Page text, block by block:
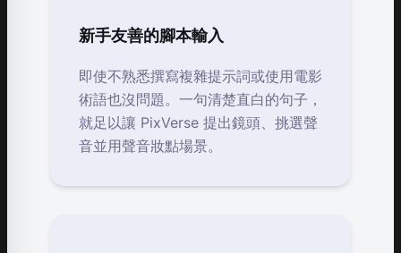
新手友善的腳本輸入
即使不熟悉撰寫複雜提示詞或使用電影
術語也沒問題。一句清楚直白的句子，
就足以讓 PixVerse 提出鏡頭、挑選聲
音並用聲音妝點場景。